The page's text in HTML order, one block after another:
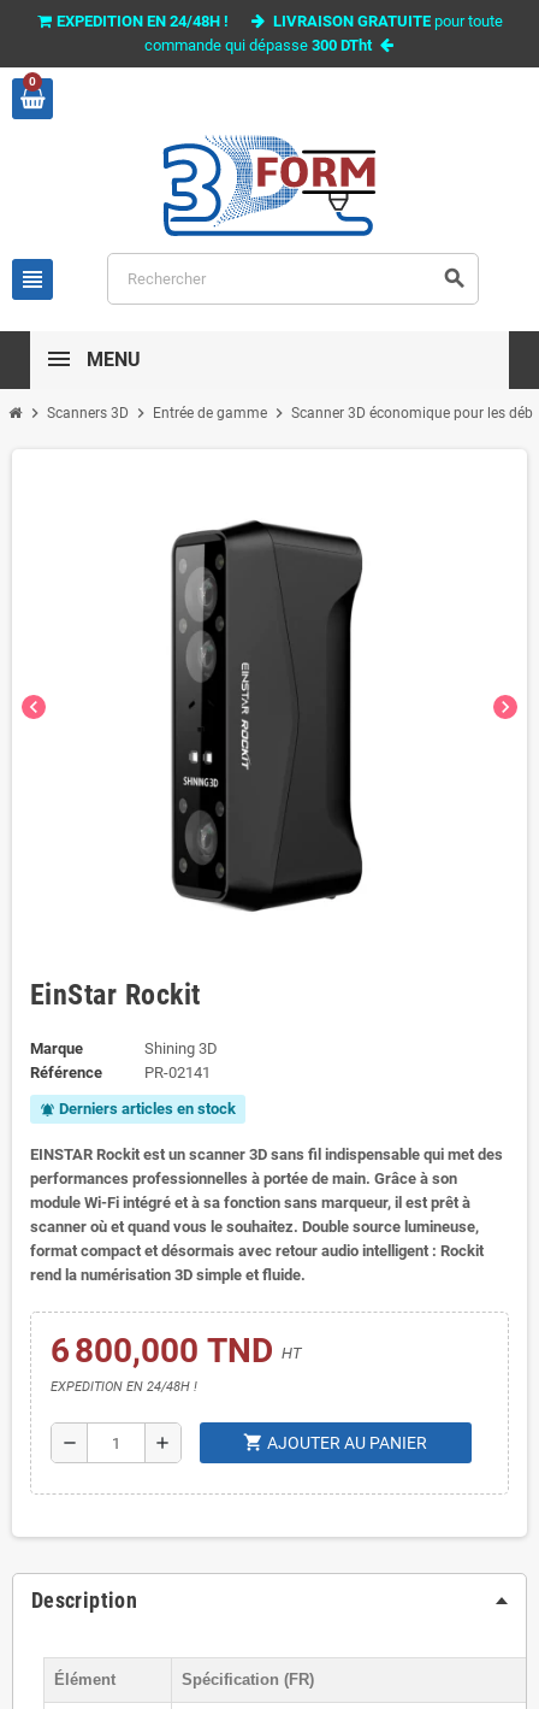
EXPEDITION EN 24/48H ! LIVRAISON GRATUITEpour toute
commande qui dépasse 300 DTht
0
view_headline search
MENU
chevron_right Scanners 3D chevron_right Entrée de gamme chevron_right Scanner 3D économique pour les
chevron_left chevron_right
EinStar Rockit
Marque
Shining 3D
Référence
PR-02141
notifications_active Derniers articles en stock
EINSTAR Rockit est un scanner 3D sans fil indispensable qui met des
performances professionnelles à portée de main. Grâce à son
module Wi-Fi intégré et à sa fonction sans marqueur, il est prêt à
scanner où et quand vous le souhaitez. Double source lumineuse,
format compact et désormais avec retour audio intelligent : Rockit
rend la numérisation 3D simple et fluide.
6 800,000 TND HT
EXPEDITION EN 24/48H !
remove add shopping_cart AJOUTER AU PANIER
Description
Élément Spécification (FR)